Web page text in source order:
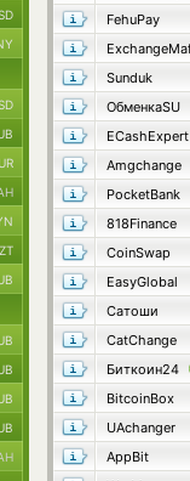
FehuPay
Sunduk
ОбменкаSU
ECashExpert
Amgchange
PocketBank
818Finance
CoinSwap
EasyGlobal
Сатоши
CatChange
Биткоин24
BitcoinBox
UAchanger
AppBit